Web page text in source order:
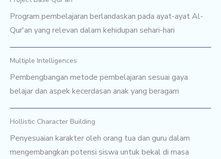
Program pembelajaran berlandaskan pada ayat-ayat Al-
Qur'an yang relevan dalam kehidupan sehari-hari
Multiple Intelligences
Pembengbangan metode pembelajaran sesuai gaya
belajar dan aspek kecerdasan anak yang beragam
Hollistic Character Building
Penyesuaian karakter oleh orang tua dan guru dalam
mengembangkan potensi siswa untuk bekal di masa